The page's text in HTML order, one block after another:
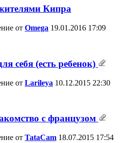
Кипра
от Omega 19.01.2016 17:09
себя (есть ребенок)
от Larileya 10.12.2015 22:30
с французом
от TataCam 18.07.2015 17:54